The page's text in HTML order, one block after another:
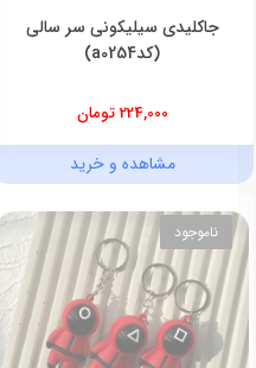
جاکلیدی سیلیکونی سر سالی
(کدa0254)
224,000 تومان
مشاهده و خرید
ناموجود